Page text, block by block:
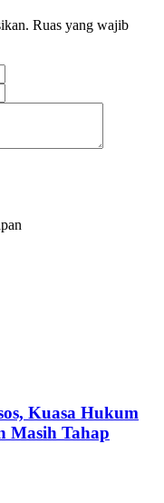
Ruas yang wajib
Kuasa Hukum
Masih Tahap